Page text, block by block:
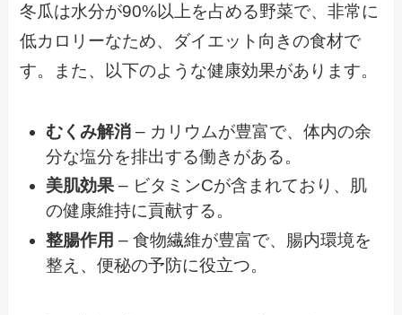
冬瓜は水分が90%以上を占める野菜で、非常に
低カロリーなため、ダイエット向きの食材で
す。また、以下のような健康効果があります。
むくみ解消– カリウムが豊富で、体内の余
分な塩分を排出する働きがある。
美肌効果– ビタミンCが含まれており、肌
の健康維持に貢献する。
整腸作用 – 食物繊維が豊富で、腸内環境を
整え、便秘の予防に役立つ。